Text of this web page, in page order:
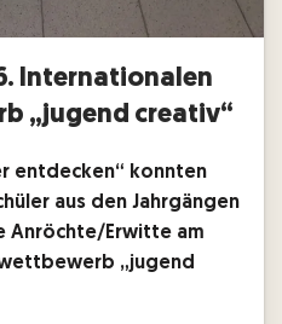
Internationalen
„jugend creativ“
entdecken“ konnten
aus den Jahrgängen
Anröchte/Erwitte am
„jugend